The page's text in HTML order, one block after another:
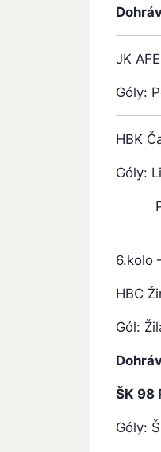
JK
Góly:
HBK
Góly:
6.kolo
HBC
Gól:
ŠK 98
Góly: